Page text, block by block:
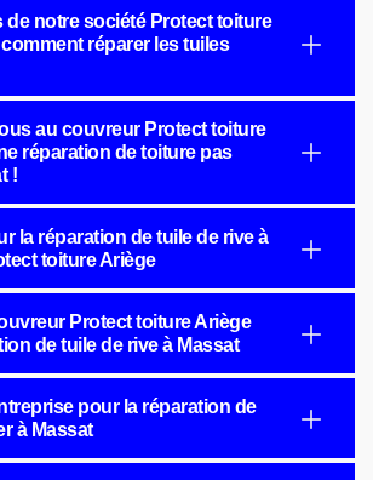
de notre société Protect toiture
réparer les tuiles
au couvreur Protect toiture
réparation de toiture pas
!
la réparation de tuile de rive à
toiture Ariège
Protect toiture Ariège
de tuile de rive à Massat
pour la réparation de
à Massat